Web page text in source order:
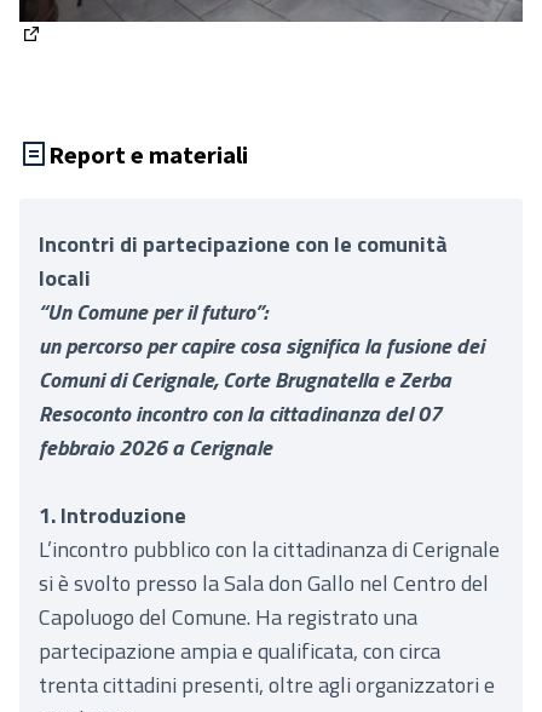
Report e materiali
Incontri di partecipazione con le comunità
locali
“Un Comune per il futuro”:
un percorso per capire cosa significa la fusione dei
Comuni di Cerignale, Corte Brugnatella e Zerba
Resoconto incontro con la cittadinanza del 07
febbraio 2026 a Cerignale
1. Introduzione
L’incontro pubblico con la cittadinanza di Cerignale
si è svolto presso la Sala don Gallo nel Centro del
Capoluogo del Comune. Ha registrato una
partecipazione ampia e qualificata, con circa
trenta cittadini presenti, oltre agli organizzatori e